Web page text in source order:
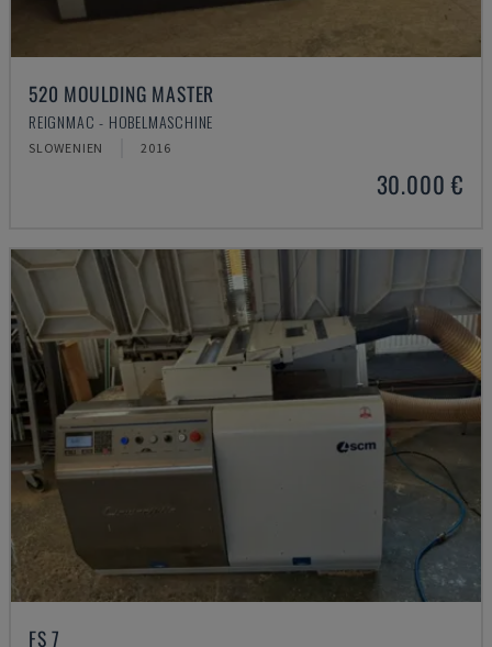
520 MOULDING MASTER
REIGNMAC - HOBELMASCHINE
SLOWENIEN 2016
30.000 €
FS 7